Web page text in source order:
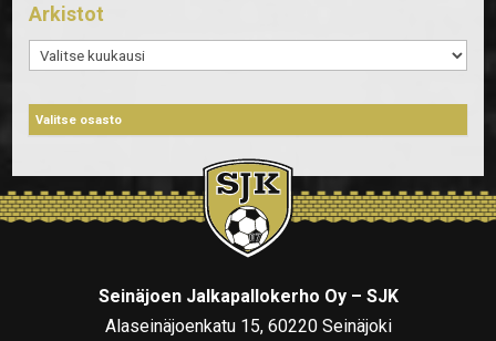
Arkistot
Arkistot
Seinäjoen Jalkapallokerho Oy – SJK
Alaseinäjoenkatu 15, 60220 Seinäjoki